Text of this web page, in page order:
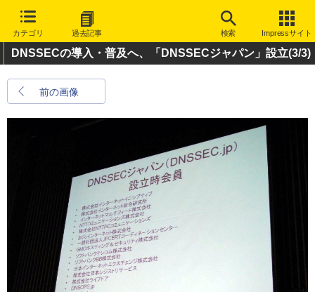
カテゴリ 過去記事 検索 Impressサイト
DNSSECの導入・普及へ、「DNSSECジャパン」設立(3/3)
前の画像